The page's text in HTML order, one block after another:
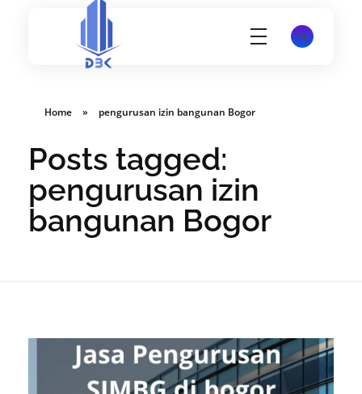
Home » pengurusan izin bangunan Bogor
Posts tagged:
pengurusan izin
bangunan Bogor